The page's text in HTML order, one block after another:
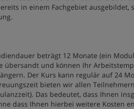
in einem Fachgebiet
beträgt 12 Monate (ein
übersandt und können Ihr
Der Kurs kann regulär auf 24
bieten wir allen
Das bedeutet, dass Ihnen
dass Ihnen hierbei weitere Kosten